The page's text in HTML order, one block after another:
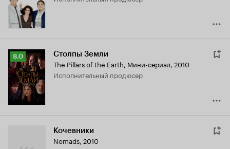
Рейтинг
Кинопоиска
8.0
8.0 Столпы Земли
The Pillars of the Earth, Мини-сериал, 2010
исполнительный продюсер
Кочевники
Nomads, 2010